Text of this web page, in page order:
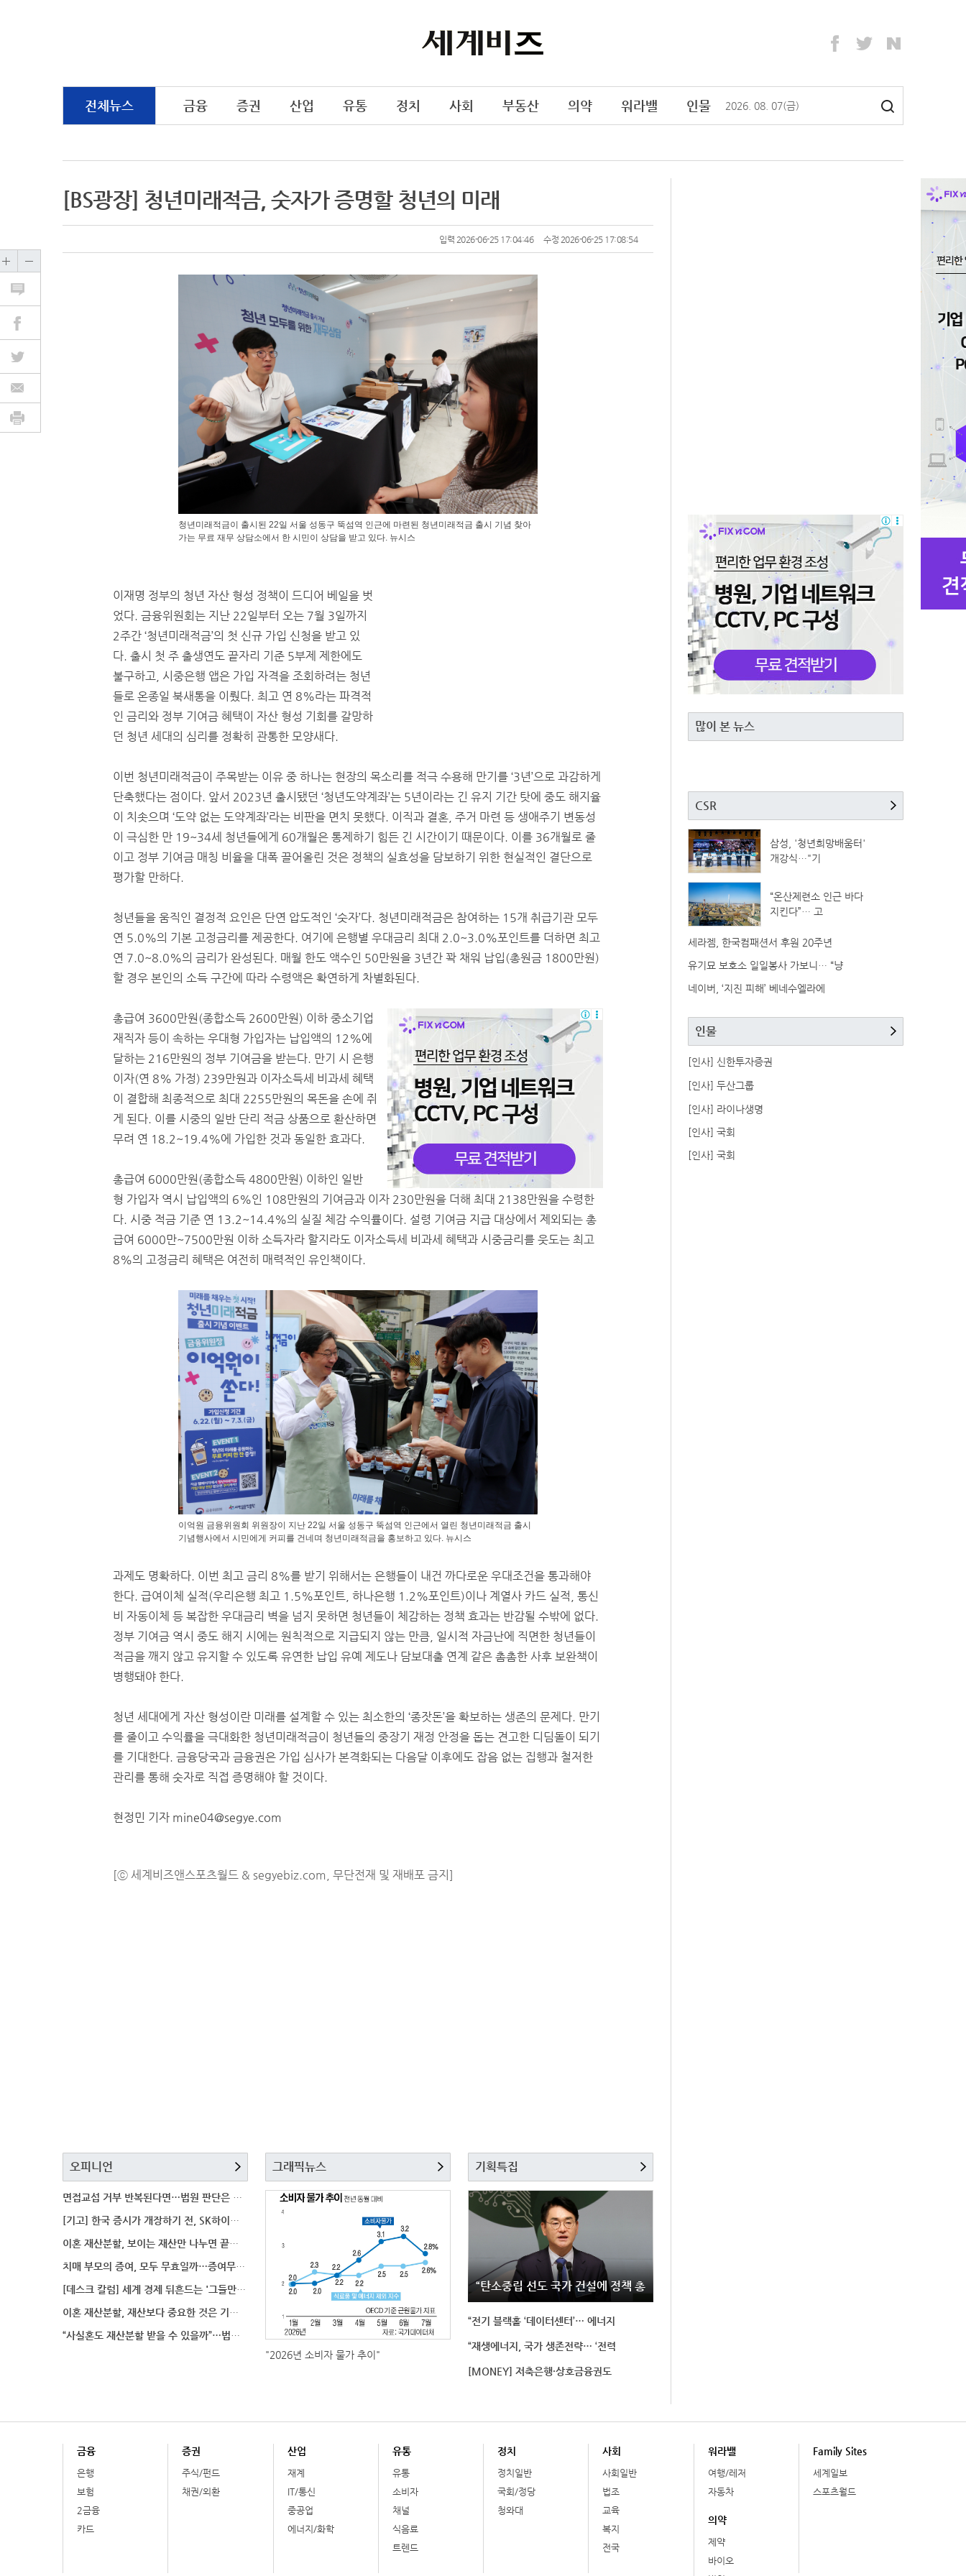
전체뉴스 금융 증권 산업 유통 정치 사회 부동산 의약 워라밸 인물 2026 08 07(금)
[BS광장] 청년미래적금, 숫자가 증명할 청년의 미래
입력 2026-06-25 17:04:46 수정 2026-06-25 17:08:54
청년미래적금이 출시된 22일 서울 성동구 뚝섬역 인근에 마련된 청년미래적금 출시 기념 찾아
가는 무료 재무 상담소에서 한 시민이 상담을 받고 있다. 뉴시스
이재명 정부의 청년 자산 형성 정책이 드디어 베일을 벗
었다. 금융위원회는 지난 22일부터 오는 7월 3일까지
2주간 ‘청년미래적금’의 첫 신규 가입 신청을 받고 있
다. 출시 첫 주 출생연도 끝자리 기준 5부제 제한에도
불구하고, 시중은행 앱은 가입 자격을 조회하려는 청년
들로 온종일 북새통을 이뤘다. 최고 연 8%라는 파격적
인 금리와 정부 기여금 혜택이 자산 형성 기회를 갈망하
던 청년 세대의 심리를 정확히 관통한 모양새다.
이번 청년미래적금이 주목받는 이유 중 하나는 현장의 목소리를 적극 수용해 만기를 ‘3년’으로 과감하게
단축했다는 점이다. 앞서 2023년 출시됐던 ‘청년도약계좌’는 5년이라는 긴 유지 기간 탓에 중도 해지율
이 치솟으며 ‘도약 없는 도약계좌’라는 비판을 면치 못했다. 이직과 결혼, 주거 마련 등 생애주기 변동성
이 극심한 만 19~34세 청년들에게 60개월은 통제하기 힘든 긴 시간이기 때문이다. 이를 36개월로 줄
이고 정부 기여금 매칭 비율을 대폭 끌어올린 것은 정책의 실효성을 담보하기 위한 현실적인 결단으로
평가할 만하다.
청년들을 움직인 결정적 요인은 단연 압도적인 ‘숫자’다. 청년미래적금은 참여하는 15개 취급기관 모두
연 5.0%의 기본 고정금리를 제공한다. 여기에 은행별 우대금리 최대 2.0~3.0%포인트를 더하면 최고
연 7.0~8.0%의 금리가 완성된다. 매월 한도 액수인 50만원을 3년간 꽉 채워 납입(총원금 1800만원)
할 경우 본인의 소득 구간에 따라 수령액은 확연하게 차별화된다.
총급여 3600만원(종합소득 2600만원) 이하 중소기업
재직자 등이 속하는 우대형 가입자는 납입액의 12%에
달하는 216만원의 정부 기여금을 받는다. 만기 시 은행
이자(연 8% 가정) 239만원과 이자소득세 비과세 혜택
이 결합해 최종적으로 최대 2255만원의 목돈을 손에 쥐
게 된다. 이를 시중의 일반 단리 적금 상품으로 환산하면
무려 연 18.2~19.4%에 가입한 것과 동일한 효과다.
총급여 6000만원(종합소득 4800만원) 이하인 일반
형 가입자 역시 납입액의 6%인 108만원의 기여금과 이자 230만원을 더해 최대 2138만원을 수령한
다. 시중 적금 기준 연 13.2~14.4%의 실질 체감 수익률이다. 설령 기여금 지급 대상에서 제외되는 총
급여 6000만~7500만원 이하 소득자라 할지라도 이자소득세 비과세 혜택과 시중금리를 웃도는 최고
8%의 고정금리 혜택은 여전히 매력적인 유인책이다.
이억원 금융위원회 위원장이 지난 22일 서울 성동구 뚝섬역 인근에서 열린 청년미래적금 출시
기념행사에서 시민에게 커피를 건네며 청년미래적금을 홍보하고 있다. 뉴시스
과제도 명확하다. 이번 최고 금리 8%를 받기 위해서는 은행들이 내건 까다로운 우대조건을 통과해야
한다. 급여이체 실적(우리은행 최고 1.5%포인트, 하나은행 1.2%포인트)이나 계열사 카드 실적, 통신
비 자동이체 등 복잡한 우대금리 벽을 넘지 못하면 청년들이 체감하는 정책 효과는 반감될 수밖에 없다.
정부 기여금 역시 중도 해지 시에는 원칙적으로 지급되지 않는 만큼, 일시적 자금난에 직면한 청년들이
적금을 깨지 않고 유지할 수 있도록 유연한 납입 유예 제도나 담보대출 연계 같은 촘촘한 사후 보완책이
병행돼야 한다.
청년 세대에게 자산 형성이란 미래를 설계할 수 있는 최소한의 ‘종잣돈’을 확보하는 생존의 문제다. 만기
를 줄이고 수익률을 극대화한 청년미래적금이 청년들의 중장기 재정 안정을 돕는 견고한 디딤돌이 되기
를 기대한다. 금융당국과 금융권은 가입 심사가 본격화되는 다음달 이후에도 잡음 없는 집행과 철저한
관리를 통해 숫자로 직접 증명해야 할 것이다.
현정민 기자 mine04@segye.com
[ⓒ 세계비즈앤스포츠월드 & segyebiz.com, 무단전재 및 재배포 금지]
오피니언
면접교섭 거부 반복된다면…법원 판단은 달라질까
[기고] 한국 증시가 개장하기 전, SK하이닉스 가격은
이혼 재산분할, 보이는 재산만 나누면 끝일까…숨겨진 자
치매 부모의 증여, 모두 무효일까…증여무효 분쟁에서 법
[데스크 칼럼] 세계 경제 뒤흔드는 '그들만의 언어'
이혼 재산분할, 재산보다 중요한 것은 기여도 입증
“사실혼도 재산분할 받을 수 있을까”…법원이 살펴보는
그래픽뉴스
"2026년 소비자 물가 추이"
기획특집
“탄소중립 선도 국가 건설에 정책 총
“전기 블랙홀 ‘데이터센터’… 에너지
“재생에너지, 국가 생존전략… ‘전력
[MONEY] 저축은행·상호금융권도
많이 본 뉴스
CSR
삼성, '청년희망배움터'
개강식…"기
“온산제련소 인근 바다
지킨다”… 고
세라젬, 한국컴패션서 후원 20주년
유기묘 보호소 일일봉사 가보니… “냥
네이버, ‘지진 피해’ 베네수엘라에
인물
[인사] 신한투자증권
[인사] 두산그룹
[인사] 라이나생명
[인사] 국회
[인사] 국회
금융
은행
보험
2금융
카드
증권
주식/펀드
채권/외환
산업
재계
IT/통신
중공업
에너지/화학
유통
유통
소비자
채널
식음료
트렌드
정치
정치일반
국회/정당
청와대
사회
사회일반
법조
교육
복지
전국
워라밸
여행/레저
자동차
의약
제약
바이오
Family Sites
세계일보
스포츠월드